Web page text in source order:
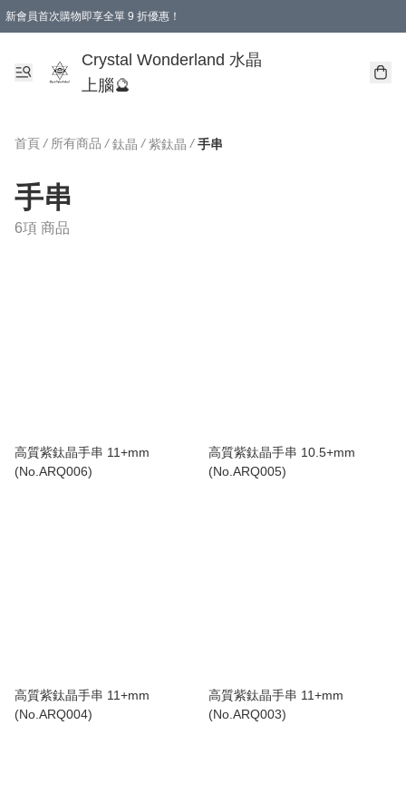
新會員首次購物即享全單 9 折優惠！
Crystal Wonderland 水晶
上腦🔮
首頁 / 所有商品 / 鈦晶 / 紫鈦晶 / 手串
手串
6項 商品
高質紫鈦晶手串 11+mm
(No.ARQ006)
高質紫鈦晶手串 10.5+mm
(No.ARQ005)
高質紫鈦晶手串 11+mm
(No.ARQ004)
高質紫鈦晶手串 11+mm
(No.ARQ003)